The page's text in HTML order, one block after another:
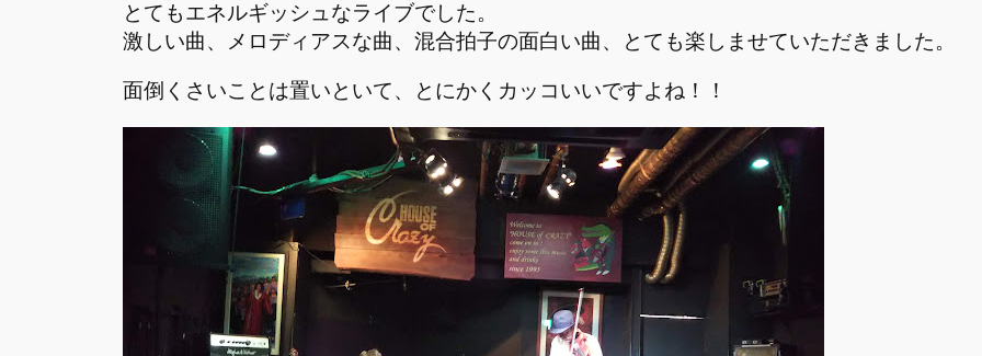
とてもエネルギッシュなライブでした。
激しい曲、メロディアスな曲、混合拍子の面白い曲、とても楽しませていただきました。
面倒くさいことは置いといて、とにかくカッコいいですよね！！